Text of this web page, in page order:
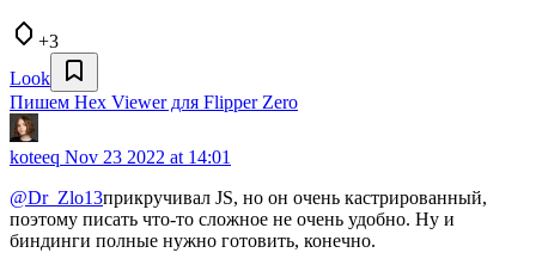
+3
Look
Пишем Hex Viewer для Flipper Zero
koteeq Nov 23 2022 at 14:01
@Dr_Zlo13прикручивал JS, но он очень кастрированный,
поэтому писать что-то сложное не очень удобно. Ну и
биндинги полные нужно готовить, конечно.